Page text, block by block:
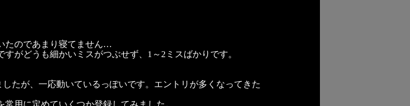
たのであまり寝てません…
がどうも細かいミスがつぶせず、1～2ミスばかりです。
たが、一応動いているっぽいです。エントリが多くなってきた